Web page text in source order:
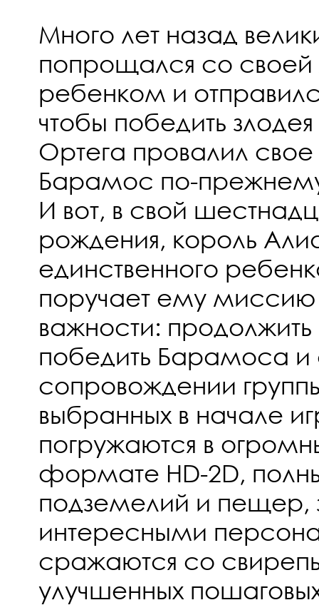
Много лет назад
попрощался со
ребенком и
чтобы победить
Ортега провалил
Барамос по-
И вот, в свой
рождения, король
единственного
поручает ему
важности:
победить Барамоса
сопровождении
выбранных в начале
погружаются в
формате HD-2D,
подземелий и пещер,
интересными
сражаются со
улучшенных